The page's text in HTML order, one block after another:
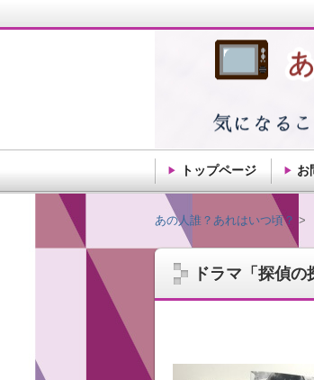
ドラマ「探偵
あの人誰？あれはいつ頃？
あの人誰？
記憶ってだんだん薄れるも
トップページ お